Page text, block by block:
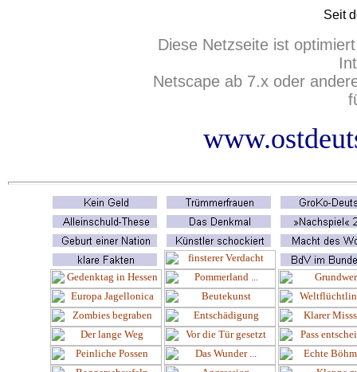
Seit
Diese Netzseite ist
Netscape ab 7.x oder